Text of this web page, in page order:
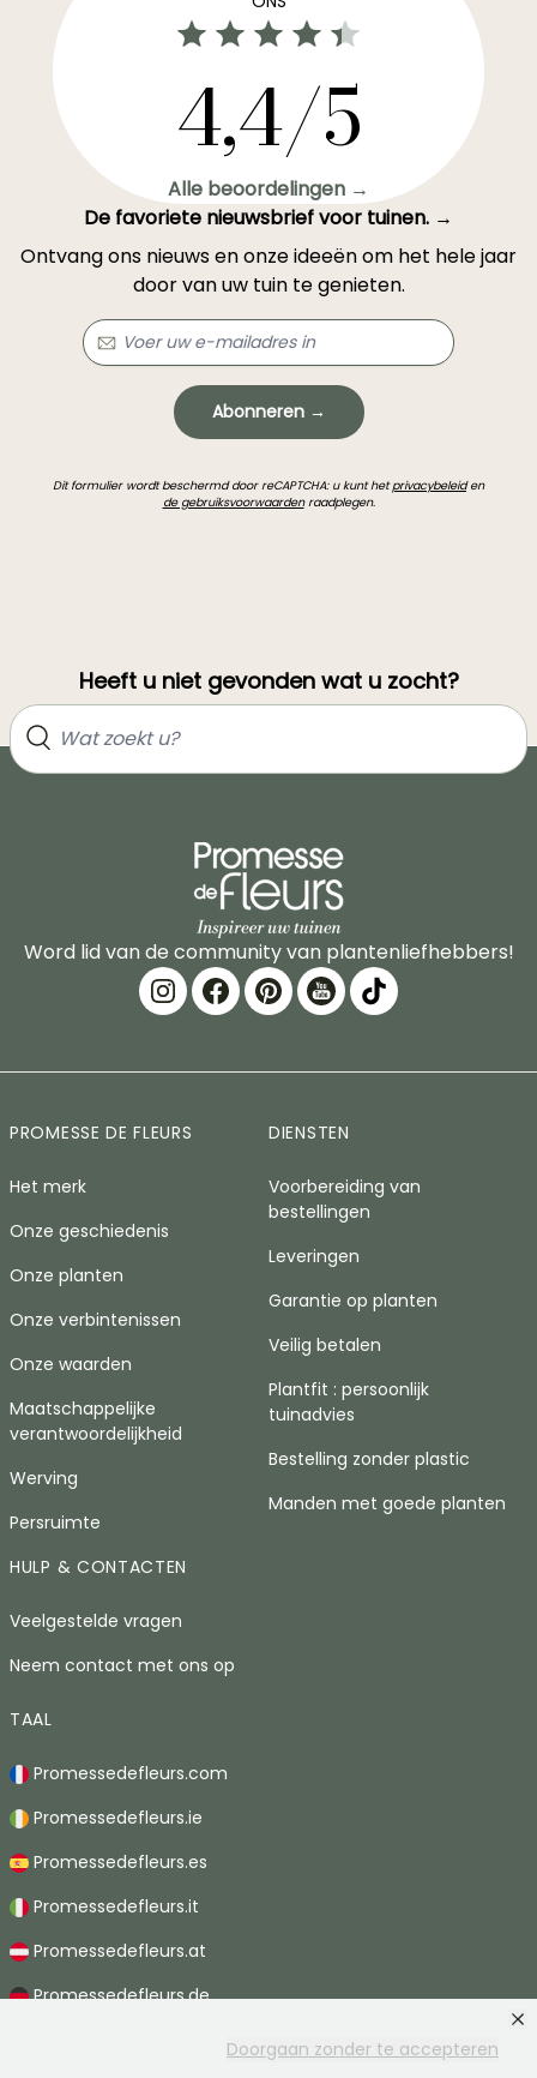
Doorgaan zonder te accepteren
4,4/5
Alle beoordelingen →
De favoriete nieuwsbrief voor tuinen. →
Ontvang ons nieuws en onze ideeën om het hele jaar
door van uw tuin te genieten.
Abonneren →
Dit formulier wordt beschermd door reCAPTCHA: u kunt hetprivacybeleiden
de gebruiksvoorwaardenraadplegen.
Heeft u niet gevonden wat u zocht?
Word lid van de community van plantenliefhebbers!
PROMESSE DE FLEURS
Het merk
Onze geschiedenis
Onze planten
Onze verbintenissen
Onze waarden
Maatschappelijke
verantwoordelijkheid
Werving
Persruimte
DIENSTEN
Voorbereiding van
bestellingen
Leveringen
Garantie op planten
Veilig betalen
Plantfit : persoonlijk
tuinadvies
Bestelling zonder plastic
Manden met goede planten
HULP & CONTACTEN
Veelgestelde vragen
Neem contact met ons op
TAAL
Promessedefleurs.com
Promessedefleurs.ie
Promessedefleurs.es
Promessedefleurs.it
Promessedefleurs.at
Promessedefleurs.de